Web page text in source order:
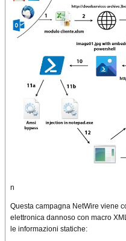
n
Questa campagna NetWire viene
elettronica dannoso con macro
le informazioni statiche: